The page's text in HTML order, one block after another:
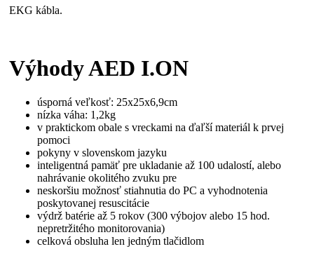
EKG kábla.
Výhody AED I.ON
úsporná veľkosť: 25x25x6,9cm
nízka váha: 1,2kg
v praktickom obale s vreckami na ďaľší materiál k prvej
pomoci
pokyny v slovenskom jazyku
inteligentná pamäť pre ukladanie až 100 udalostí, alebo
nahrávanie okolitého zvuku pre
neskoršiu možnosť stiahnutia do PC a vyhodnotenia
poskytovanej resuscitácie
výdrž batérie až 5 rokov (300 výbojov alebo 15 hod.
nepretržitého monitorovania)
celková obsluha len jedným tlačidlom